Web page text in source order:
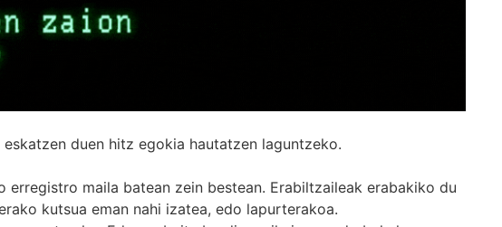
duen hitz egokia hautatzen laguntzeko.
maila batean zein bestean. Erabiltzaileak erabakiko du
kutsua eman nahi izatea, edo lapurterakoa.